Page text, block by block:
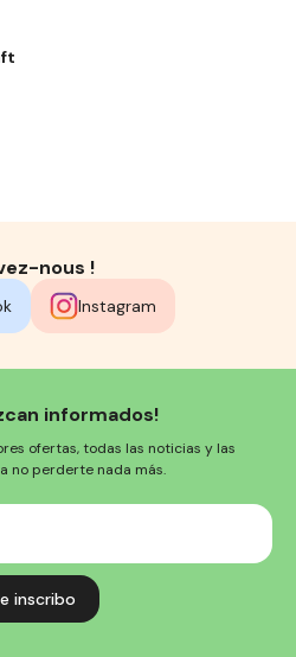
nous !
Instagram
informados!
ofertas, todas las noticias y las
no perderte nada más.